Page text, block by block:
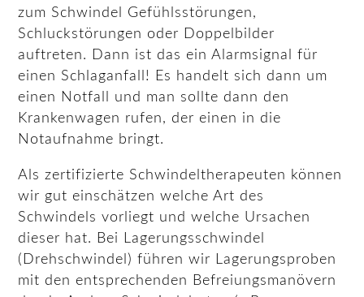
zum Schwindel Gefühlsstörungen,
Schluckstörungen oder Doppelbilder
auftreten. Dann ist das ein Alarmsignal für
einen Schlaganfall! Es handelt sich dann um
einen Notfall und man sollte dann den
Krankenwagen rufen, der einen in die
Notaufnahme bringt.
Als zertifizierte Schwindeltherapeuten können
wir gut einschätzen welche Art des
Schwindels vorliegt und welche Ursachen
dieser hat. Bei Lagerungsschwindel
(Drehschwindel) führen wir Lagerungsproben
mit den entsprechenden Befreiungsmanövern